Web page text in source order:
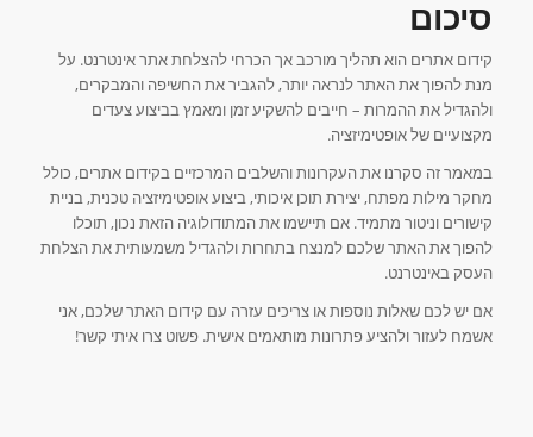
סיכום
קידום אתרים הוא תהליך מורכב אך הכרחי להצלחת אתר אינטרנט. על
מנת להפוך את האתר לנראה יותר, להגביר את החשיפה והמבקרים,
ולהגדיל את ההמרות – חייבים להשקיע זמן ומאמץ בביצוע צעדים
מקצועיים של אופטימיזציה.
במאמר זה סקרנו את העקרונות והשלבים המרכזיים בקידום אתרים, כולל
מחקר מילות מפתח, יצירת תוכן איכותי, ביצוע אופטימיזציה טכנית, בניית
קישורים וניטור מתמיד. אם תיישמו את המתודולוגיה הזאת נכון, תוכלו
להפוך את האתר שלכם למנצח בתחרות ולהגדיל משמעותית את הצלחת
העסק באינטרנט.
אם יש לכם שאלות נוספות או צריכים עזרה עם קידום האתר שלכם, אני
אשמח לעזור ולהציע פתרונות מותאמים אישית. פשוט צרו איתי קשר!